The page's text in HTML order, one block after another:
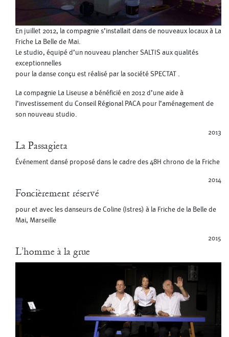
En juillet 2012, la compagnie s’installait dans de nouveaux locaux à La
Friche La Belle de Mai.
Le studio, équipé d’un nouveau plancher SALTIS aux qualités
exceptionnelles
pour la danse conçu est réalisé par la société SPECTAT .
La compagnie La Liseuse a bénéficié en 2012 d’une aide à
l’investissement du Conseil Régional PACA pour l’aménagement de
son nouveau studio.
2013
La Passagieta
Événement dansé proposé dans le cadre des 48H chrono de la Friche
2014
Foncièrement réservé
pour et avec les danseurs de Coline (Istres) à la Friche de la Belle de
Mai, Marseille
2015
L’homme à la grue